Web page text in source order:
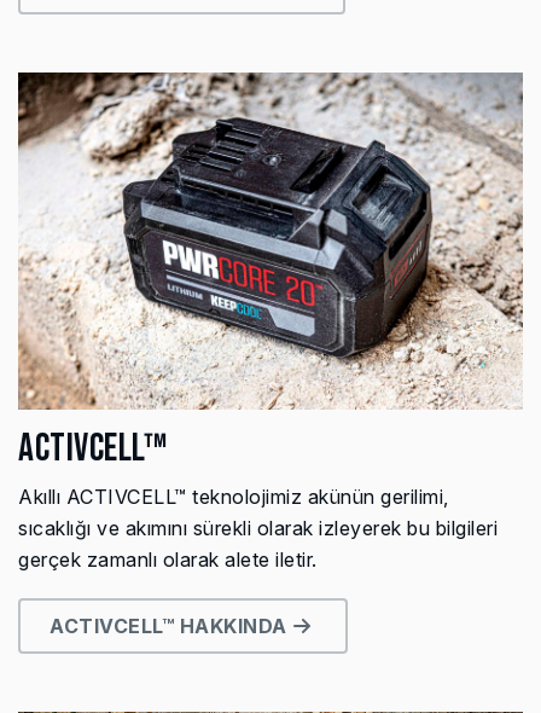
ACTIVCELL™
Akıllı ACTIVCELL™ teknolojimiz akünün gerilimi,
sıcaklığı ve akımını sürekli olarak izleyerek bu bilgileri
gerçek zamanlı olarak alete iletir.
ACTIVCELL™ HAKKINDA